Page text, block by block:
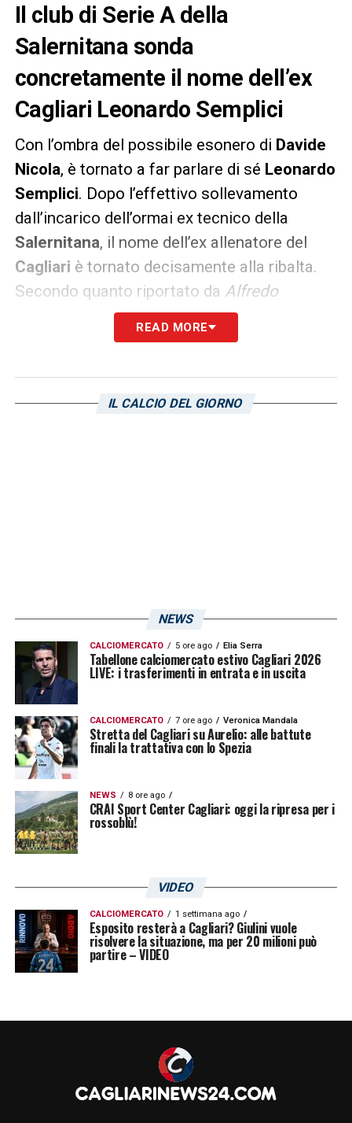
Il club di Serie A della
Salernitana sonda
concretamente il nome dell’ex
Cagliari Leonardo Semplici
Con l’ombra del possibile esonero di Davide
Nicola, è tornato a far parlare di sé Leonardo
Semplici. Dopo l’effettivo sollevamento
dall’incarico dell’ormai ex tecnico della
Salernitana, il nome dell’ex allenatore del
Cagliari è tornato decisamente alla ribalta.
Secondo quanto riportato da Alfredo
, sembra esserci stato persino un
contatto diretto fra Semplici e la Salernitana:
LA PLAYLIST DELLE NOSTRE TOP NEWS
READ MORE
IL CALCIO DEL GIORNO
NEWS
CALCIOMERCATO 5 ore ago Elia Serra
Tabellone calciomercato estivo Cagliari 2026
LIVE: i trasferimenti in entrata e in uscita
CALCIOMERCATO 7 ore ago Veronica Mandala
Stretta del Cagliari su Aurelio: alle battute
finali la trattativa con lo Spezia
NEWS 8 ore ago
CRAI Sport Center Cagliari: oggi la ripresa per i
rossoblù!
VIDEO
CALCIOMERCATO 1 settimana ago
Esposito resterà a Cagliari? Giulini vuole
risolvere la situazione, ma per 20 milioni può
partire – VIDEO